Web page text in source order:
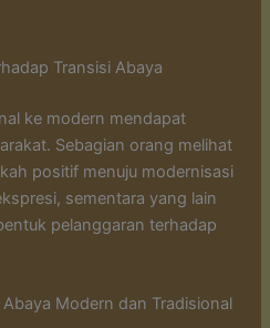
Transisi Abaya
ke modern mendapat
Sebagian orang melihat
positif menuju modernisasi
sementara yang lain
pelanggaran terhadap
Modern dan Tradisional